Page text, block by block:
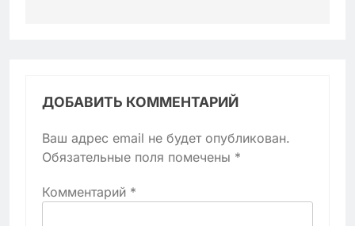
ДОБАВИТЬ КОММЕНТАРИЙ
Ваш адрес email не будет опубликован.
Обязательные поля помечены *
Комментарий *